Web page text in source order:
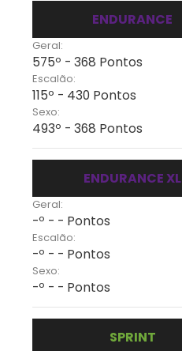
ENDURANCE
Geral:
575º - 368 Pontos
Escalão:
115º - 430 Pontos
Sexo:
493º - 368 Pontos
ENDURANCE XL
Geral:
-º - - Pontos
Escalão:
-º - - Pontos
Sexo:
-º - - Pontos
SPRINT